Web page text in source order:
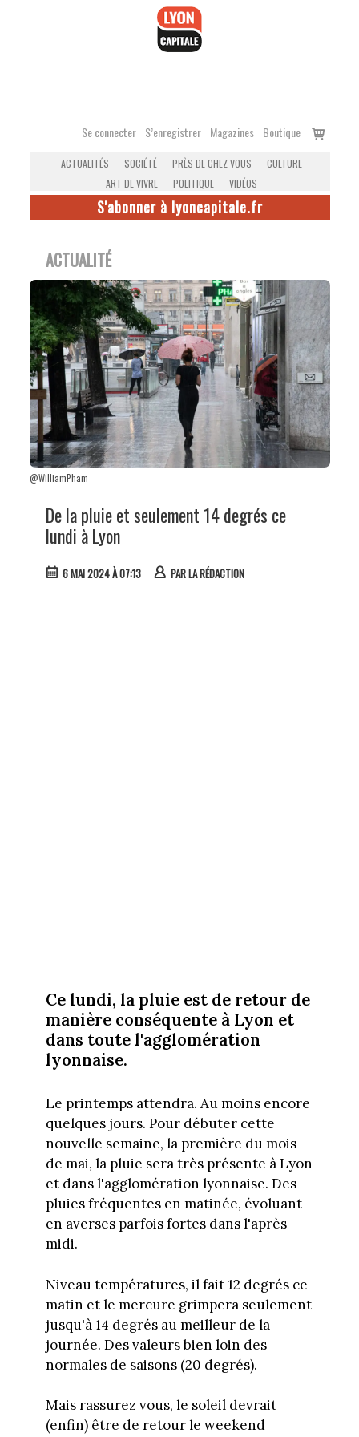
Se connecter S’enregistrer Magazines Boutique
Voir
ACTUALITÉS SOCIÉTÉ PRÈS DE CHEZ VOUS
CULTURE
ART DE VIVRE
POLITIQUE VIDÉOS
S'abonner à lyoncapitale.fr
ACTUALITÉ
@WilliamPham
De la pluie et seulement 14 degrés ce
lundi à Lyon
6 MAI 2024 À 07:13 PARLA RÉDACTION
Ce lundi, la pluie est de retour de
manière conséquente à Lyon et
dans toute l'agglomération
lyonnaise.
Le printemps attendra. Au moins encore
quelques jours. Pour débuter cette
nouvelle semaine, la première du mois
de mai, la pluie sera très présente à Lyon
et dans l'agglomération lyonnaise. Des
pluies fréquentes en matinée, évoluant
en averses parfois fortes dans l'après-
midi.
Niveau températures, il fait 12 degrés ce
matin et le mercure grimpera seulement
jusqu'à 14 degrés au meilleur de la
journée. Des valeurs bien loin des
normales de saisons (20 degrés).
Mais rassurez vous, le soleil devrait
(enfin) être de retour le weekend